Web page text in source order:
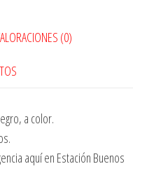
(0)
a color.
aquí en Estación Buenos